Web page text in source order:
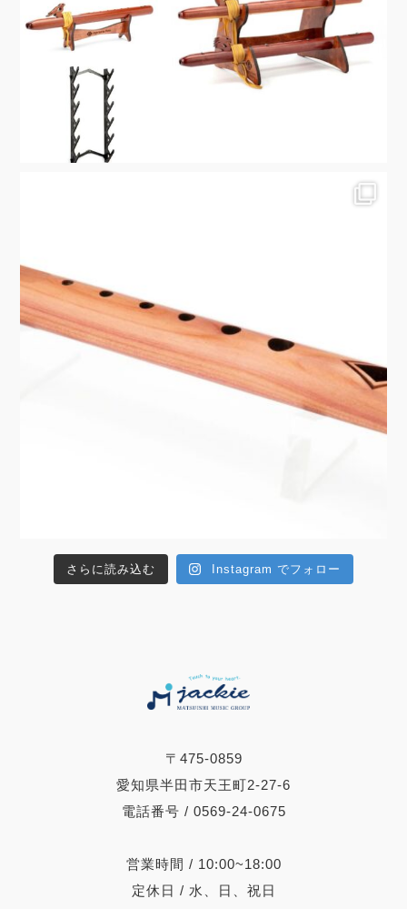
〒475-0859
愛知県半田市天王町2-27-6
電話番号 / 0569-24-0675
営業時間 / 10:00~18:00
定休日 / 水、日、祝日
さらに読み込む Instagram でフォロー